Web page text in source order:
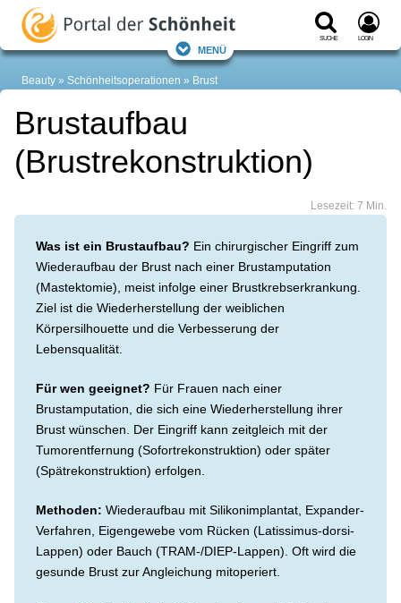
Suche Login
Menü
Beauty Schönheitsoperationen Brust
Brustaufbau
(Brustrekonstruktion)
Lesezeit: 7 Min.
Was ist ein Brustaufbau? Ein chirurgischer Eingriff zum
Wiederaufbau der Brust nach einer Brustamputation
(Mastektomie), meist infolge einer Brustkrebserkrankung.
Ziel ist die Wiederherstellung der weiblichen
Körpersilhouette und die Verbesserung der
Lebensqualität.
Für wen geeignet? Für Frauen nach einer
Brustamputation, die sich eine Wiederherstellung ihrer
Brust wünschen. Der Eingriff kann zeitgleich mit der
Tumorentfernung (Sofortrekonstruktion) oder später
(Spätrekonstruktion) erfolgen.
Methoden: Wiederaufbau mit Silikonimplantat, Expander-
Verfahren, Eigengewebe vom Rücken (Latissimus-dorsi-
Lappen) oder Bauch (TRAM-/DIEP-Lappen). Oft wird die
gesunde Brust zur Angleichung mitoperiert.